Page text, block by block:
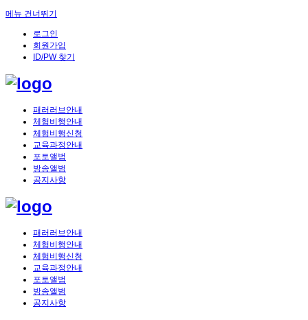
메뉴 건너뛰기
로그인
회원가입
ID/PW 찾기
패러러브안내
체험비행안내
체험비행신청
교육과정안내
포토앨범
방송앨범
공지사항
패러러브안내
체험비행안내
체험비행신청
교육과정안내
포토앨범
방송앨범
공지사항